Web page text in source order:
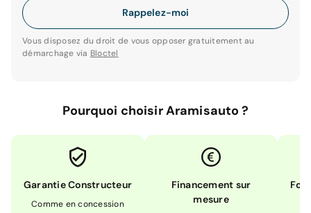
Rappelez-moi
Vous disposez du droit de vous opposer gratuitement au
démarchage via Bloctel
Pourquoi choisir Aramisauto ?
Garantie Constructeur
Comme en concession
Financement sur
mesure